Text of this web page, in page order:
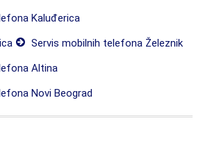
Kaluđerica
Servis mobilnih telefona Železnik
Altina
Novi Beograd